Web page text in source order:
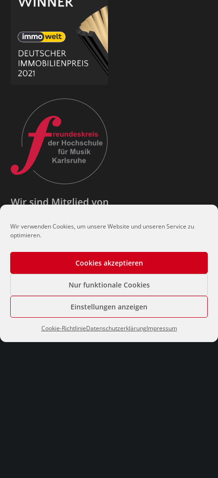
Wir verwenden Cookies, um unsere Website und unseren Service zu
optimieren.
Cookies akzeptieren
Nur funktionale Cookies
Einstellungen anzeigen
Cookie-RichtlinieDatenschutzerklärungImpressum
Kunz-Schulze Immobilien